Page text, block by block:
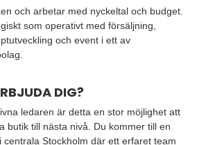
och arbetar med nyckeltal och budget.
som operativt med försäljning,
och event i ett av
DIG?
ledaren är detta en stor möjlighet att
butik till nästa nivå. Du kommer till en
centrala Stockholm där ett erfaret team